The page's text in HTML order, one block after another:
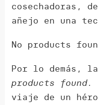
cosechadoras,
añejo en una
No products
Por lo demás,
products found.
viaje de un